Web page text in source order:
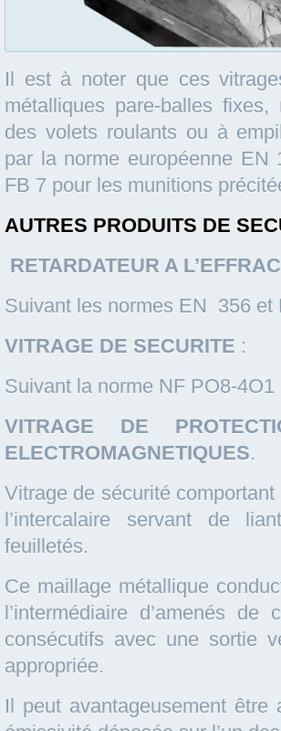
Il est à noter que ces
métalliques pare-balles
des volets roulants ou à
par la norme européenne
FB 7 pour les munitions
AUTRES PRODUITS DE
RETARDATEUR A
Suivant les normes EN 356 et
VITRAGE DE SECURITE :
Suivant la norme NF PO8-4O1
VITRAGE DE
ELECTROMAGNETIQUES.
Vitrage de sécurité
l’intercalaire servant de
feuilletés.
Ce maillage métallique
l’intermédiaire d’amenés
consécutifs avec une sortie
appropriée.
Il peut avantageusement